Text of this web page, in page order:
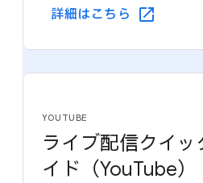
詳細は​こちら
YOUTUBE
ライブ配信クイ
イド（YouTube）